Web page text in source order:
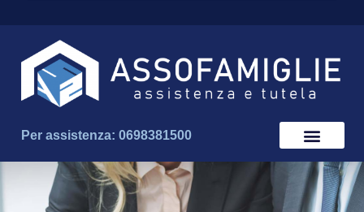
Per assistenza: 0698381500